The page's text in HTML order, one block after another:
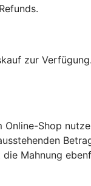
zur
Shop
Mahnung